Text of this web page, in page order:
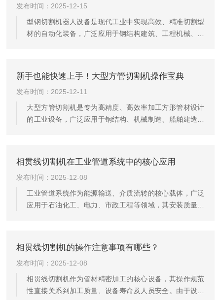
满足主管与支管正交、斜交、偏心交等复杂相贯结构的加
工需求。其切割精度可达±0.2mm，切割管径范围覆盖30-
1500mm，切割厚度支持1-180mm，等离子切割速度更可
发布时间：2025-12-15
型钢切割机器人设备是现代工业中实现高效、精准切割型
材的自动化装备，广泛应用于钢结构建筑、工程机械、海
动上下料装置组成。机械臂采用高刚性结构设计，臂展可
达1650mm，负载10kg，支持六轴或七轴联动，可灵活完
成复杂空间运动；切割系统兼容火焰、等离子或激光切割
技术，等离子电源可实现±45°坡口切割，切割厚度达
新手也能快速上手！大型方管切割机操作宝典
发布时间：2025-12-11
大型方管切割机是专为高精度、高效率加工方形管材设计
的工业设备，广泛应用于钢结构、机械制造、船舶建造等
贯线及复杂形状的精确切割，误差控制在±0.03mm至
±1mm之间，满足钢结构连接、机械零件加工等场景的严
苛要求。例如，在建筑钢结构中，切割后的方管可完m拼
接，提升整体稳定性。大型方管切割机的操作指南：...
相贯线切割机在工业管道系统中的核心应用
发布时间：2025-12-08
工业管道系统作为能源输送、介质流转的核心载体，广泛
应用于石油化工、电力、市政工程等领域，其安装质量与
道工程的施工质量与效率。管道预制阶段的精准下料是相
贯线切割机的核心应用场景之一。工业管道系统中存在大
量不同规格的管材对接需求，传统切割方式难以保证相贯
线轮廓的精度，易导致对接间隙不均。相贯线切割机通过
相贯线切割机的操作注意事项有哪些？
发布时间：2025-12-08
相贯线切割机作为管材精密加工的核心设备，其操作规范
性直接关系到加工质量、设备寿命及人员安全。由于设备